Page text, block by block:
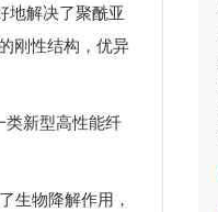
地解决了聚酰亚
刚性结构，优异
类新型高性能纤
生物降解作用，